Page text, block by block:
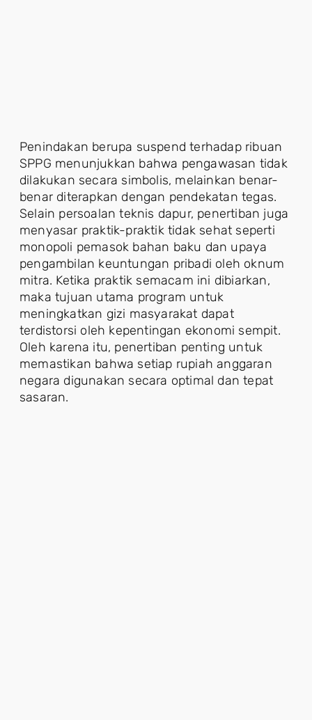
Penindakan berupa suspend terhadap ribuan
SPPG menunjukkan bahwa pengawasan tidak
dilakukan secara simbolis, melainkan benar-
benar diterapkan dengan pendekatan tegas.
Selain persoalan teknis dapur, penertiban juga
menyasar praktik-praktik tidak sehat seperti
monopoli pemasok bahan baku dan upaya
pengambilan keuntungan pribadi oleh oknum
mitra. Ketika praktik semacam ini dibiarkan,
maka tujuan utama program untuk
meningkatkan gizi masyarakat dapat
terdistorsi oleh kepentingan ekonomi sempit.
Oleh karena itu, penertiban penting untuk
memastikan bahwa setiap rupiah anggaran
negara digunakan secara optimal dan tepat
sasaran.